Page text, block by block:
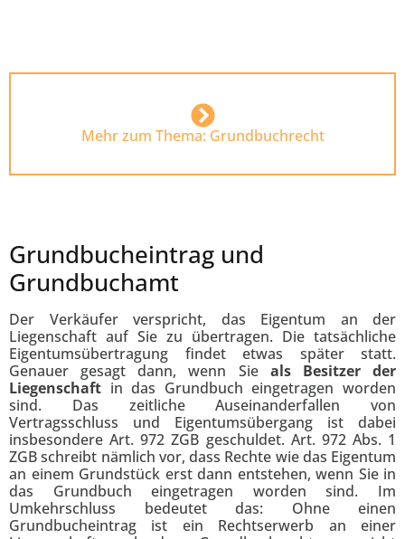
Mehr zum Thema: Grundbuchrecht
Grundbucheintrag und
Grundbuchamt
Der Verkäufer verspricht, das Eigentum an der
Liegenschaft auf Sie zu übertragen. Die tatsächliche
Eigentumsübertragung findet etwas später statt.
Genauer gesagt dann, wenn Sieals Besitzer der
Liegenschaft in das Grundbuch eingetragen worden
sind. Das zeitliche Auseinanderfallen von
Vertragsschluss und Eigentumsübergang ist dabei
insbesondere Art. 972 ZGB geschuldet. Art. 972 Abs. 1
ZGB schreibt nämlich vor, dass Rechte wie das Eigentum
an einem Grundstück erst dann entstehen, wenn Sie in
das Grundbuch eingetragen worden sind. Im
Umkehrschluss bedeutet das: Ohne einen
Grundbucheintrag ist ein Rechtserwerb an einer